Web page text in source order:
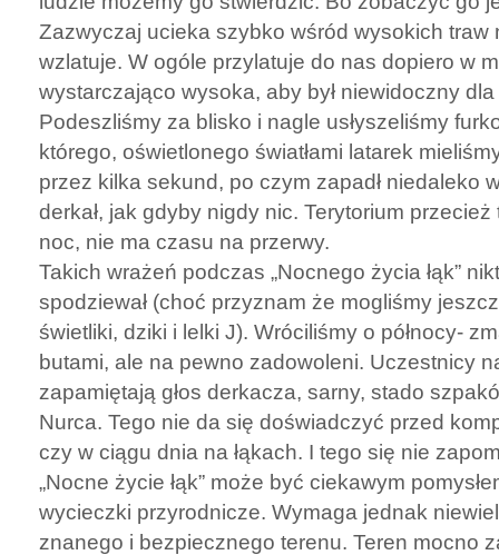
Zazwyczaj ucieka szybko wśród wysokich traw
wzlatuje. W ogóle przylatuje do nas dopiero w
wystarczająco wysoka, aby był niewidoczny
Podeszliśmy za blisko i nagle usłyszeliśmy
którego, oświetlonego światłami latarek
przez kilka sekund, po czym zapadł niedaleko
derkał, jak gdyby nigdy nic. Terytorium
noc, nie ma czasu na przerwy.
Takich wrażeń podczas „Nocnego życia łąk”
spodziewał (choć przyznam że mogliśmy
świetliki, dziki i lelki J). Wróciliśmy o północy-
butami, ale na pewno zadowoleni. Uczestnicy
zapamiętają głos derkacza, sarny, stado
Nurca. Tego nie da się doświadczyć przed
czy w ciągu dnia na łąkach. I tego się nie
„Nocne życie łąk” może być ciekawym
wycieczki przyrodnicze. Wymaga jednak
znanego i bezpiecznego terenu. Teren mocno